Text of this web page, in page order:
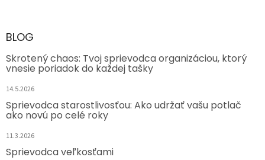
BLOG
Skrotený chaos: Tvoj sprievodca organizáciou, ktorý
vnesie poriadok do každej tašky
14.5.2026
Sprievodca starostlivosťou: Ako udržať vašu potlač
ako novú po celé roky
11.3.2026
Sprievodca veľkosťami